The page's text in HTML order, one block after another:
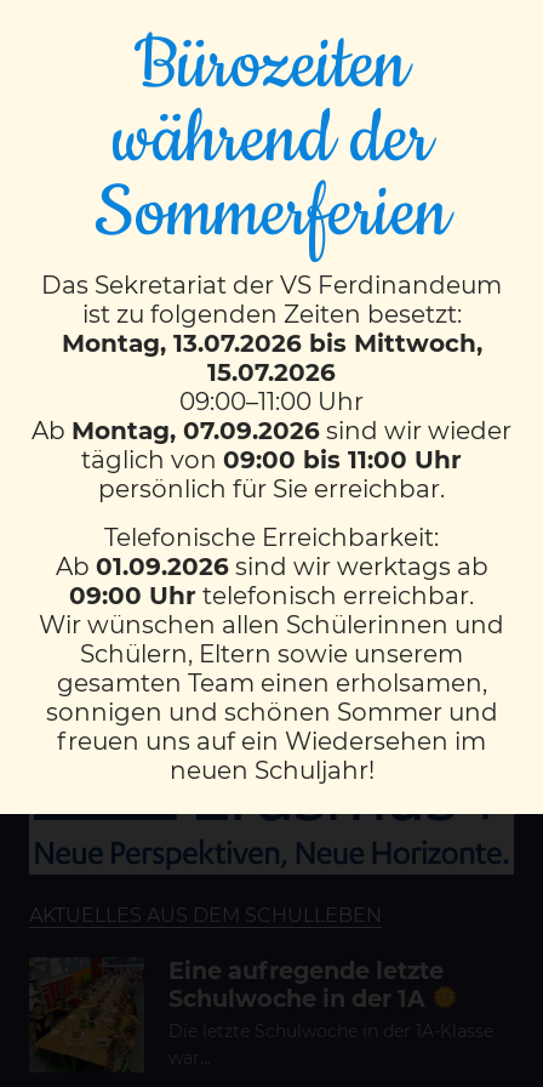
EVENT TIMESLOTS (1)
8:50
KONTAKT
mit musikalischem Schwerpunkt
8010 Graz
0316 872 69 10
0664 60 872 6910
Fax: 0316 872 69 11
E-Mail senden
LINKS
DOWNLOADS
KONTAKT/IMPRESSUM
DATENSCHUTZ
AKTUELLES AUS DEM SCHULLEBEN
Eine aufregende letzte
Schulwoche in der 1A
Die letzte Schulwoche in der 1A-Klasse
war…
Bürozeiten
während der
Sommerferien
Das Sekretariat der VS Ferdinandeum
ist zu folgenden Zeiten besetzt:
Montag, 13.07.2026 bis Mittwoch,
15.07.2026
09:00–11:00 Uhr
Ab Montag, 07.09.2026 sind wir wieder
täglich von 09:00 bis 11:00 Uhr
persönlich für Sie erreichbar.
Telefonische Erreichbarkeit:
Ab 01.09.2026sind wir werktags ab
09:00 Uhr telefonisch erreichbar.
Wir wünschen allen Schülerinnen und
Schülern, Eltern sowie unserem
gesamten Team einen erholsamen,
sonnigen und schönen Sommer und
freuen uns auf ein Wiedersehen im
neuen Schuljahr!